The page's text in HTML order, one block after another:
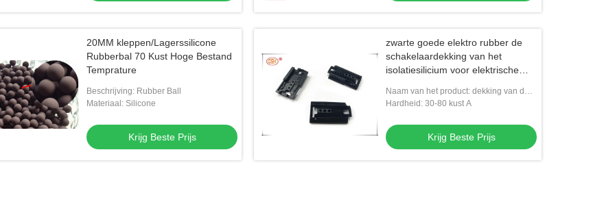
20MM kleppen/Lagerssilicone
Rubberbal 70 Kust Hoge Bestand
Temprature
Beschrijving: Rubber Ball
Materiaal: Silicone
Krijg Beste Prijs
zwarte goede elektro rubber de
schakelaardekking van het
isolatiesilicium voor elektrische
Naam van het product: dekking van de
silicium de rubberschakelaar
Hardheid: 30-80 kust A
Krijg Beste Prijs